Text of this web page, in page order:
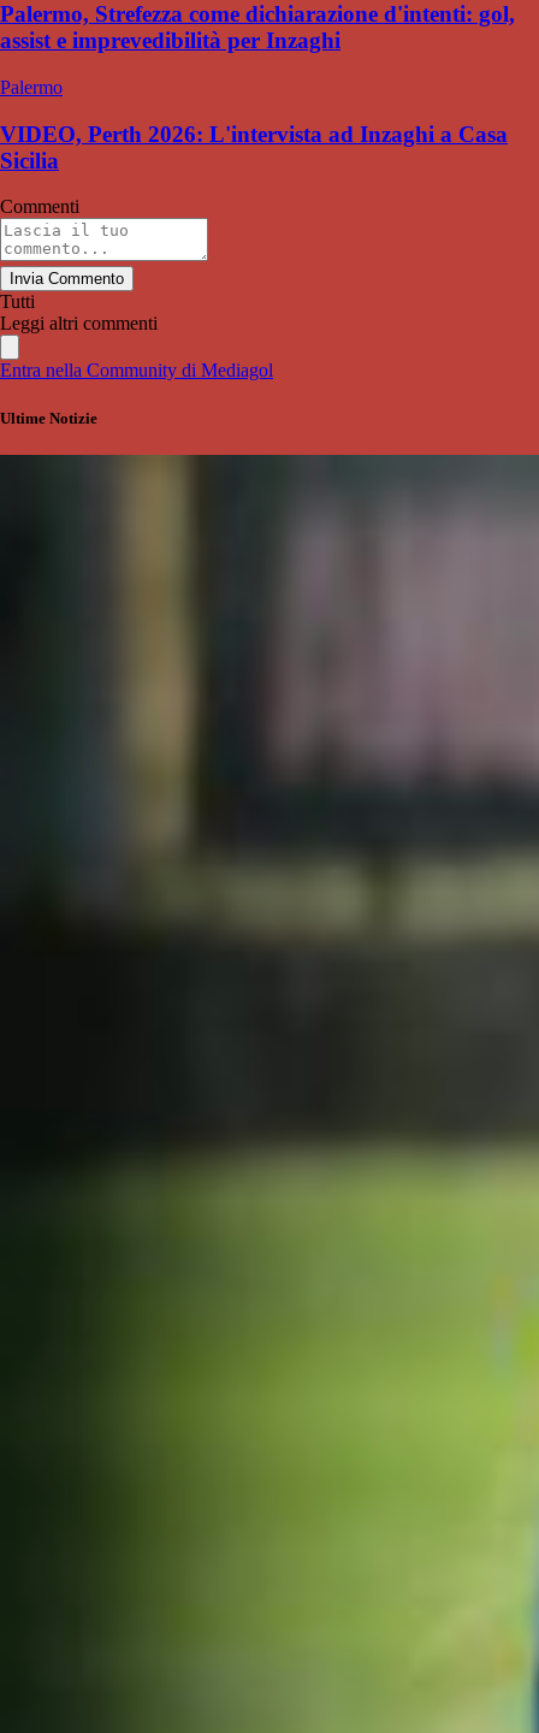
Palermo, Strefezza come dichiarazione d'intenti: gol,
assist e imprevedibilità per Inzaghi
Palermo
VIDEO, Perth 2026: L'intervista ad Inzaghi a Casa
Sicilia
Commenti
Invia Commento
Tutti
Leggi altri commenti
Entra nella Community di Mediagol
Ultime Notizie